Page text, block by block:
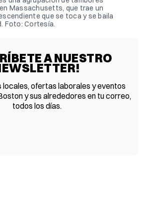
Massachusetts, que trae un
que se toca y se baila
Foto: Cortesía.
A NUESTRO
locales, ofertas laborales y eventos
y sus alrededores en tu correo,
todos los días.